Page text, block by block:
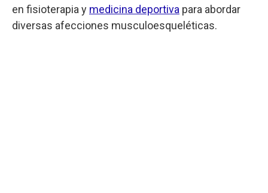
en fisioterapia y medicina deportiva para abordar
diversas afecciones musculoesqueléticas.